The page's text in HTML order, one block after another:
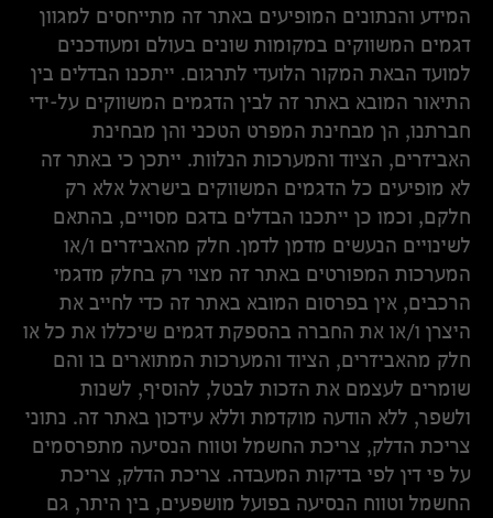
המידע והנתונים המופיעים באתר זה מתייחסים למגוון
דגמים המשווקים במקומות שונים בעולם ומעודכנים
למועד הבאת המקור הלועדי לתרגום. ייתכנו הבדלים בין
התיאור המובא באתר זה לבין הדגמים המשווקים על-ידי
חברתנו, הן מבחינת המפרט הטכני והן מבחינת
האביזרים, הציוד והמערכות הנלוות. ייתכן כי באתר זה
לא מופיעים כל הדגמים המשווקים בישראל אלא רק
חלקם, וכמו כן ייתכנו הבדלים בדגם מסויים, בהתאם
לשינויים הנעשים מדמן לדמן. חלק מהאביזרים ו/או
המערכות המפורטים באתר זה מצוי רק בחלק מדגמי
הרכבים, אין בפרסום המובא באתר זה כדי לחייב את
היצרן ו/או את החברה בהספקת דגמים שיכללו את כל או
חלק מהאביזרים, הציוד והמערכות המתוארים בו והם
שומרים לעצמם את הזכות לבטל, להוסיף, לשנות
ולשפר, ללא הודעה מוקדמת וללא עידכון באתר זה. נתוני
צריכת הדלק, צריכת החשמל וטווח הנסיעה מתפרסמים
על פי דין לפי בדיקות המעבדה. צריכת הדלק, צריכת
החשמל וטווח הנסיעה בפועל מושפעים, בין היתר, גם